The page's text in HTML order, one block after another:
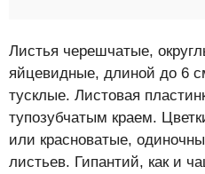
Листья черешчатые,
яйцевидные, длиной до 6
тусклые. Листовая
тупозубчатым краем.
или красноватые,
листьев. Гипантий, как и